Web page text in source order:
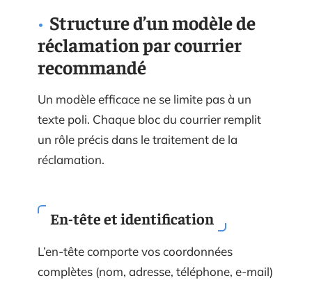
Structure d’un modèle de
réclamation par courrier
recommandé
Un modèle efficace ne se limite pas à un
texte poli. Chaque bloc du courrier remplit
un rôle précis dans le traitement de la
réclamation.
En-tête et identification
L’en-tête comporte vos coordonnées
complètes (nom, adresse, téléphone, e-mail)